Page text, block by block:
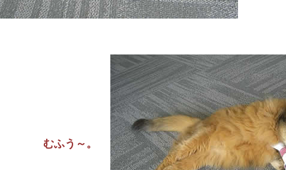
むふう～。